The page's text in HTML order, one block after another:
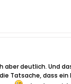
aber deutlich. Und
Tatsache, dass